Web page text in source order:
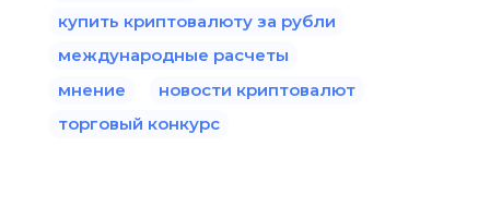
купить криптовалюту за рубли
международные расчеты
мнение
новости криптовалют
торговый конкурс